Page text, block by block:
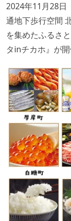
2024年11月28日
通地下歩行空間
を集めたふるさ
タinチカホ』が開